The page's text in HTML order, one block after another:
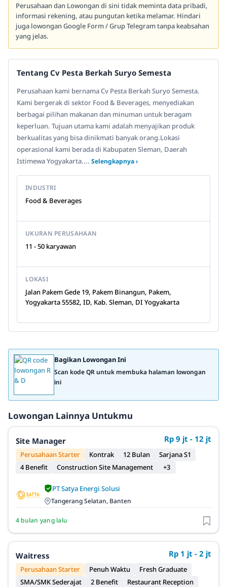
Perusahaan dan Lowongan di sini tidak meminta data pribadi,
informasi rekening, atau pungutan ketika melamar. Hindari
juga lowongan Google Form / Grup Telegram tanpa keabsahan
yang jelas.
Tentang Cv Pesta Berkah Suryo Semesta
Perusahaan kami bernama Cv Pesta Berkah Suryo Semesta.
Kami bergerak di sektor Food & Beverages, menyediakan
berbagai pilihan makanan dan minuman untuk beragam
keperluan. Tujuan utama kami adalah menyajikan produk
berkualitas yang bisa dinikmati banyak orang.Lokasi
operasional kami berada di Kabupaten Sleman, Daerah
Istimewa Yogyakarta.... Selengkapnya ›
INDUSTRI
Food & Beverages
UKURAN PERUSAHAAN
11 - 50 karyawan
LOKASI
Jalan Pakem Gede 19, Pakem Binangun, Pakem,
Yogyakarta 55582, ID, Kab. Sleman, DI Yogyakarta
Bagikan Lowongan Ini
Scan kode QR untuk membuka halaman lowongan
ini
Lowongan Lainnya Untukmu
Site Manager Rp 9 jt - 12 jt
Perusahaan Starter Kontrak 12 Bulan
Sarjana S1
4 Benefit
Construction Site Management +3
PT Satya Energi Solusi
Tangerang Selatan, Banten
4 bulan yang lalu
Waitress Rp 1 jt - 2 jt
Perusahaan Starter Penuh Waktu
Fresh Graduate
SMA/SMK Sederajat
2 Benefit
Restaurant Reception